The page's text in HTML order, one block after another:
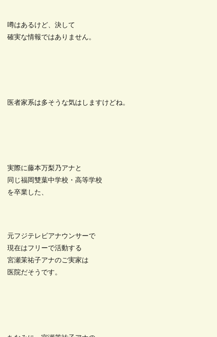
噂はあるけど、決して
確実な情報ではありません。
医者家系は多そうな気はしますけどね。
実際に藤本万梨乃アナと
同じ福岡雙葉中学校・高等学校
を卒業した、
元フジテレビアナウンサーで
現在はフリーで活動する
宮瀬茉祐子アナのご実家は
医院だそうです。